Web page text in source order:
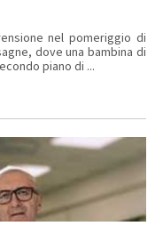
nel pomeriggio di
dove una bambina di
piano di ...